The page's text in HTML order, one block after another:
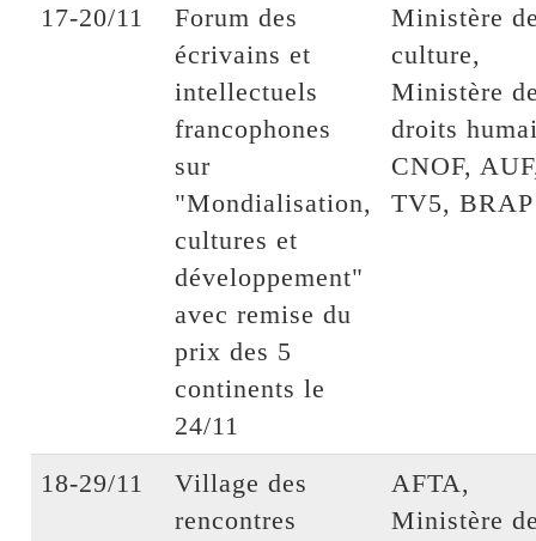
17-20/11
Forum des
écrivains et
intellectuels
francophones
sur
"Mondialisation,
cultures et
développement"
avec remise du
prix des 5
continents le
24/11
Ministère
culture,
Ministère
droits
CNOF,
TV5, BRAP
18-29/11
Village des
rencontres
AFTA,
Ministère